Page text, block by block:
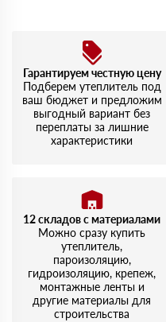
Заказывал Роквул Лайт
доставка была на
удивило. Упаковка целая,
Гарантируем честную цену
Подберем утеплитель под
ваш бюджет и предложим
выгодный вариант без
переплаты за лишние
характеристики
12 складов с материалами
Можно сразу купить
утеплитель,
пароизоляцию,
гидроизоляцию, крепеж,
монтажные ленты и
другие материалы для
строительства